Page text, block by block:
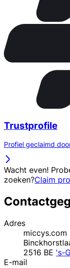
Trustprofile
Profiel geclaimd
Wacht even!
zoeken?Claim
Adres
miccys.com
2516 BE 's-
E-mail